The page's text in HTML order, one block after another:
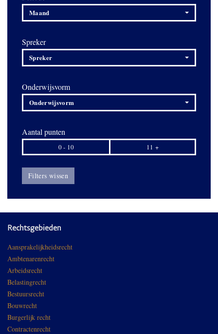
Maand
Spreker
Spreker
Onderwijsvorm
Onderwijsvorm
Aantal punten
0 - 10 11 +
Filters wissen
Rechtsgebieden
Aansprakelijkheidsrecht
Ambtenarenrecht
Arbeidsrecht
Belastingrecht
Bestuursrecht
Bouwrecht
Burgerlijk recht
Contractenrecht